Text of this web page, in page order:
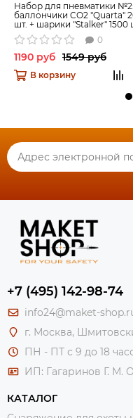
Набор для пневматики №2:
баллончики CO2 "Quarta"
шт. + шарики "Stalker" 1500
0
1190 руб 1549 руб
В корзину
+7 (495) 142-98-74
info24@maket-
г. Москва,
ПН - ПТ с 9 до 18
ИП: Гагаринов Г. М.
КАТАЛОГ